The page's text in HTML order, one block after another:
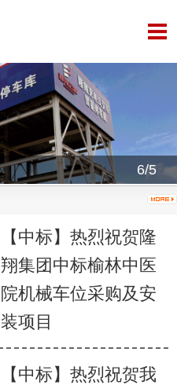
6/5
【中标】热烈祝贺隆
翔集团中标榆林中医
院机械车位采购及安
装项目
【中标】热烈祝贺我